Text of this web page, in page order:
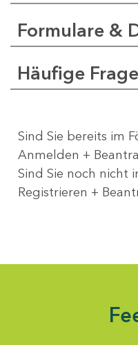
Formulare &
Häufige
Sind Sie bereits im
Anmelden +
Sind Sie noch nicht
Registrieren +